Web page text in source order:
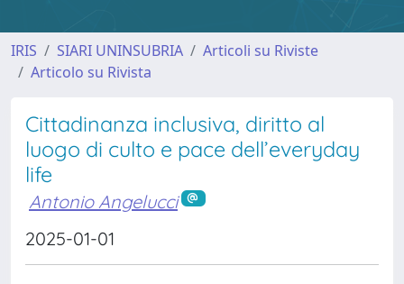
IRIS SIARI UNINSUBRIA
Articoli su Riviste
Articolo su Rivista
Cittadinanza inclusiva, diritto al
luogo di culto e pace dell’everyday
life
Antonio Angelucci
2025-01-01